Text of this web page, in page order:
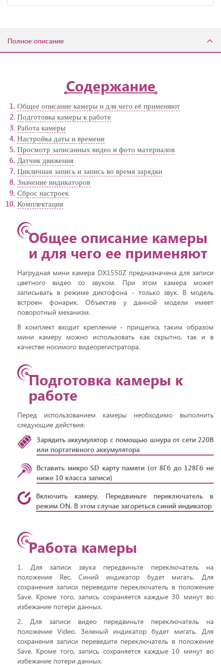
Полное описание
Содержание
Общее описание камеры и для чего её применяют
Подготовка камеры к работе
Работа камеры
Настройка даты и времени
Просмотр записанных видео и фото материалов
Датчик движения
Цикличная запись и запись во время зарядки
Значение индикаторов
Сброс настроек
Комплектация
Общее описание камеры
и для чего ее применяют
Нагрудная мини камера DX1550Z предназначена для записи
цветного видео со звуком. При этом камера может
записывать в режиме диктофона - только звук. В модель
встроен фонарик. Объектив у данной модели имеет
поворотный механизм.
В комплект входит крепление - прищепка, таким образом
мини камеру можно использовать как скрытно, так и в
качестве носимого видеорегистратора.
Подготовка камеры к
работе
Перед использованием камеры необходимо выполнить
следующие действия:
Зарядить аккумулятор с помощью шнура от сети 220В
или портативного аккумулятора
Вставить микро SD карту памяти (от 8Гб до 128Гб не
ниже 10 класса записи)
Включить камеру. Передвиньте переключатель в
режим ON. В этом случае загореться синий индикатор
Работа камеры
1. Для записи звука передвиньте переключатель на
положение Rec. Синий индикатор будет мигать. Для
сохранения записи переведите переключатель в положение
Save. Кроме того, запись сохраняется каждые 30 минут во
избежание потери данных.
2. Для записи видео передвиньте переключатель на
положение Video. Зеленый индикатор будет мигать. Для
сохранения записи переведите переключатель в положение
Save. Кроме того, запись сохраняется каждые 10 минут во
избежание потери данных.